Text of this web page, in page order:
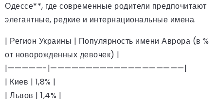
Одессе**, где современные родители предпочитают
элегантные, редкие и интернациональные имена.
| Регион Украины | Популярность имени Аврора (в %
от новорожденных девочек) |
|—————-|———————————————————|
| Киев | 1,8% |
| Львов | 1,4% |